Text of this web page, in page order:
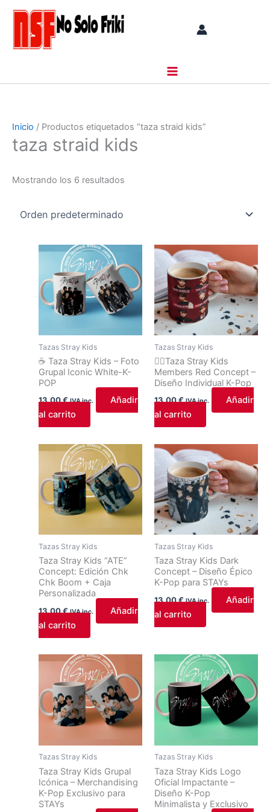
contenido
Inicio / Productos etiquetados “taza straid kids”
taza straid kids
Mostrando los 6 resultados
Tazas Stray Kids
☕ Taza Stray Kids – Foto
Grupal Iconic White-K-
POP
13,00€ IVA inc.
Añadir
al carrito
Tazas Stray Kids
❤️‍🔥Taza Stray Kids
Members Red Concept –
Diseño Individual K-Pop
13,00€ IVA inc.
Añadir
al carrito
Tazas Stray Kids
Taza Stray Kids “ATE”
Concept: Edición Chk
Chk Boom + Caja
Personalizada
13,00€ IVA inc.
Añadir
al carrito
Tazas Stray Kids
Taza Stray Kids Dark
Concept – Diseño Épico
K-Pop para STAYs
13,00€ IVA inc.
Añadir
al carrito
Tazas Stray Kids
Taza Stray Kids Grupal
Icónica – Merchandising
K-Pop Exclusivo para
STAYs
Tazas Stray Kids
Taza Stray Kids Logo
Oficial Impactante –
Diseño K-Pop
Minimalista y Exclusivo